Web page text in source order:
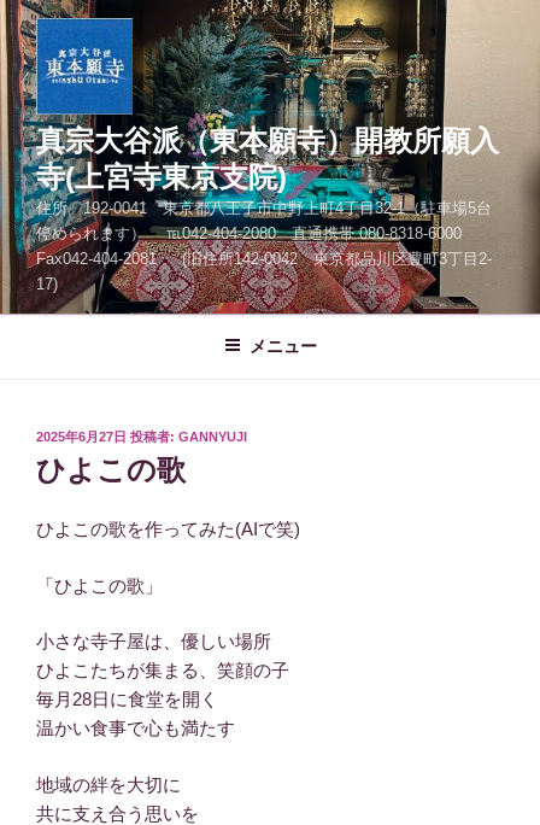
コ
ン
テ
ン
へ
ス
キ
ッ
プ
真宗大谷派（東本願寺）開教所願入
寺(上宮寺東京支院)
住所 192-0041 東京都八王子市中野上町4丁目32-1（駐車場5台
停められます） ℡042-404-2080 直通携帯 080-8318-6000
Fax042-404-2081 (旧住所142-0042 東京都品川区豊町3丁目2-
17)
メニュー
投
稿
日:
2025年6月27日 投稿者: GANNYUJI
ひよこの歌
ひよこの歌を作ってみた(AIで笑)
「ひよこの歌」
小さな寺子屋は、優しい場所
ひよこたちが集まる、笑顔の子
毎月28日に食堂を開く
温かい食事で心も満たす
地域の絆を大切に
共に支え合う思いを